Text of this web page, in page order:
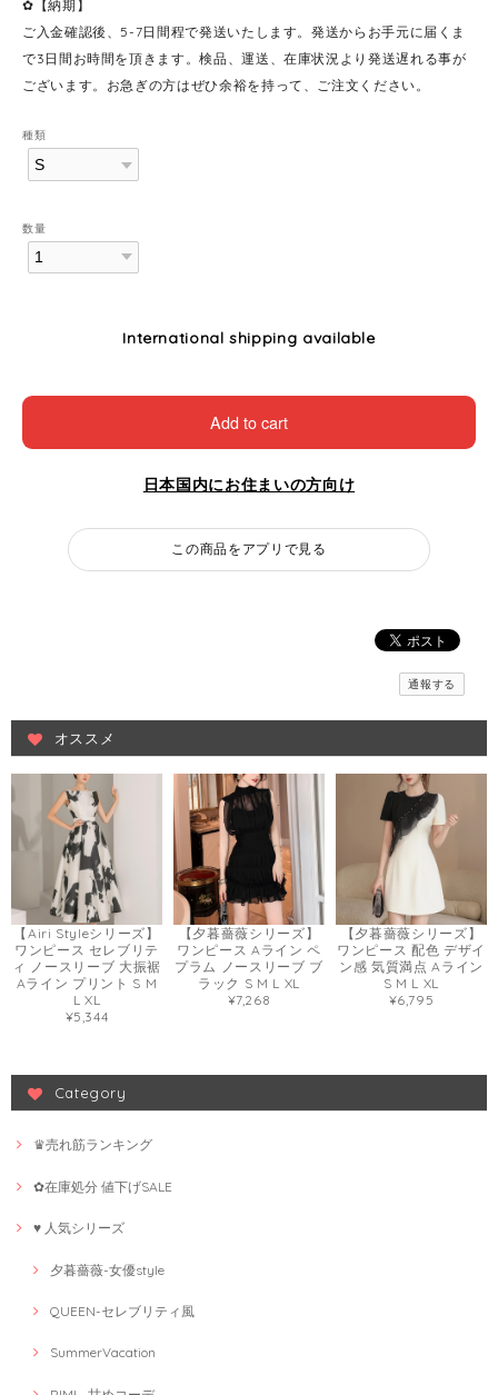
✿【納期】
ご入金確認後、5-7日間程で発送いたします。発送からお手元に届くま
で3日間お時間を頂きます。検品、運送、在庫状況より発送遅れる事が
ございます。お急ぎの方はぜひ余裕を持って、ご注文ください。
種類
数量
International shipping available
Add to cart
日本国内にお住まいの方向け
この商品をアプリで見る
通報する
オススメ
【Airi Styleシリーズ】
ワンピース セレブリテ
ィ ノースリーブ 大振裾
Aライン プリント S M
L XL
¥5,344
【夕暮薔薇シリーズ】
ワンピース Aライン ペ
プラム ノースリーブ ブ
ラック S M L XL
¥7,268
【夕暮薔薇シリーズ】
ワンピース 配色 デザイ
ン感 気質満点 Aライン
S M L XL
¥6,795
Category
♛売れ筋ランキング
✿在庫処分 値下げSALE
♥ 人気シリーズ
夕暮薔薇-女優style
QUEEN-セレブリティ風
SummerVacation